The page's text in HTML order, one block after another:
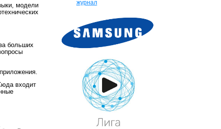
журнал
модели
больших
входит